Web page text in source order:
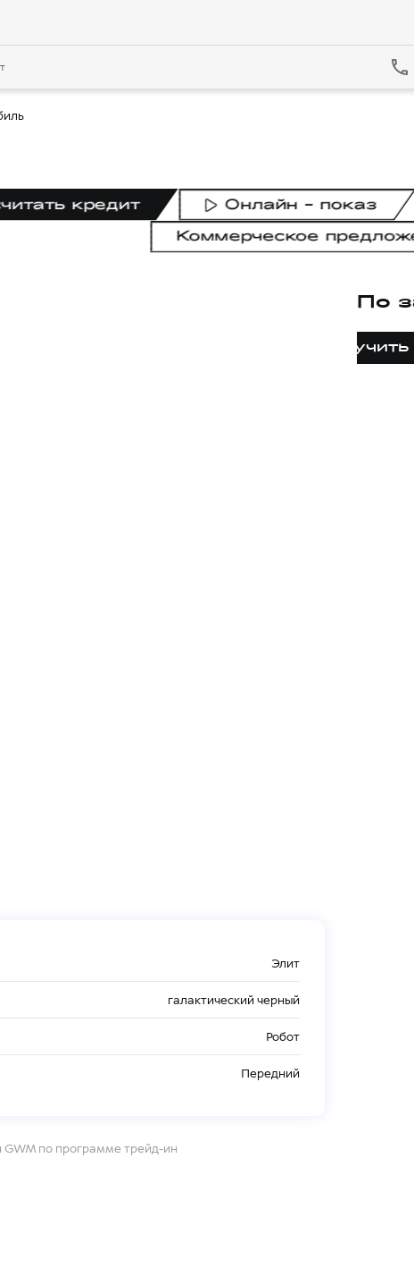
кредит Онлайн - показ
Коммерческое
Элит
галактический черный
Робот
Передний
GWM по программе трейд-ин
По